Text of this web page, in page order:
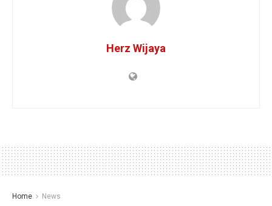
Herz Wijaya
Home News